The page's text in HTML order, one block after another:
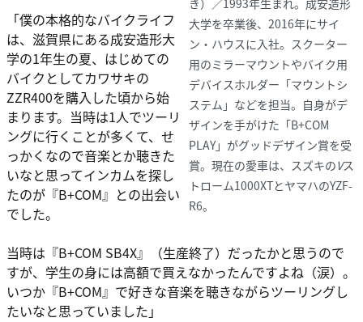
き）／1993年生まれ。成安造形
大学を卒業後、2016年にサイ
ン・ハウスに入社。スクーター
用のミラーマウントやバイク用
デバイスホルダー「マウントシ
ステム」などを担当。自身がデ
ザインを手がけた「B+COM
PLAY」がグッドデザイン賞を受
賞。現在の愛車は、スズキのVス
トローム1000XTとヤマハのYZF-
R6。
「僕の本格的なバイクライフ
は、滋賀県にある成安造形大
学の1年生の夏、はじめての
バイクとしてカワサキの
ZZR400を購入した頃から始
まります。当時は1人でツーリ
ングに行くことが多くて、せ
っかくなので音楽とか聴きた
いなと思ってインカムを探し
たのが『B+COM』との出会い
でした。
当時は『B+COM SB4X』（生産終了）だったかと思うので
すが、学生の身には高額で買えなかったんですよね（涙）。
いつか『B+COM』で好きな音楽を聴きながらツーリングし
たいなと思っていました」